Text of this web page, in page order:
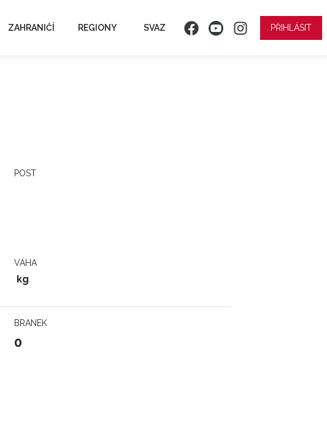
ZAHRANIČÍ REGIONY SVAZ PŘIHLÁSIT
POST
VÁHA
kg
BRANEK
0